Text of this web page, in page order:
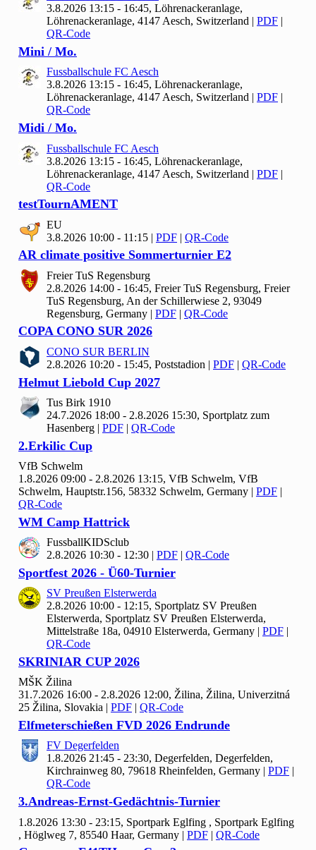
3.8.2026 13:15 - 16:45, Löhrenackeranlage,
Löhrenackeranlage, 4147 Aesch, Switzerland | PDF |
QR-Code
Mini / Mo.
Fussballschule FC Aesch
3.8.2026 13:15 - 16:45, Löhrenackeranlage,
Löhrenackeranlage, 4147 Aesch, Switzerland
PDF
QR-Code
Midi / Mo.
Fussballschule FC Aesch
3.8.2026 13:15 - 16:45, Löhrenackeranlage,
Löhrenackeranlage, 4147 Aesch, Switzerland | PDF |
QR-Code
testTournAMENT
EU
3.8.2026 10:00 - 11:15 | PDF | QR-Code
AR climate positive Sommerturnier E2
Freier TuS Regensburg
2.8.2026 14:00 - 16:45, Freier TuS Regensburg, Freier
TuS Regensburg, An der Schillerwiese 2, 93049
Regensburg, Germany | PDF | QR-Code
COPA CONO SUR 2026
CONO SUR BERLIN
2.8.2026 10:20 - 15:45, Poststadion | PDF | QR-Code
Helmut Liebold Cup 2027
Tus Birk 1910
24.7.2026 18:00 - 2.8.2026 15:30, Sportplatz zum
Hasenberg | PDF | QR-Code
2.Erkilic Cup
VfB Schwelm
1.8.2026 09:00 - 2.8.2026 13:15, VfB Schwelm, VfB
Schwelm, Hauptstr.156, 58332 Schwelm, Germany | PDF |
QR-Code
WM Camp Hattrick
FussballKIDSclub
2.8.2026 10:30 - 12:30 | PDF | QR-Code
Sportfest 2026 - Ü60-Turnier
SV Preußen Elsterwerda
2.8.2026 10:00 - 12:15, Sportplatz SV Preußen
Elsterwerda, Sportplatz SV Preußen Elsterwerda,
Mittelstraße 18a, 04910 Elsterwerda, Germany | PDF |
QR-Code
SKRINIAR CUP 2026
MŠK Žilina
31.7.2026 16:00 - 2.8.2026 12:00, Žilina, Žilina, Univerzitná
25 Žilina, Slovakia | PDF | QR-Code
Elfmeterschießen FVD 2026 Endrunde
FV Degerfelden
1.8.2026 21:45 - 23:30, Degerfelden, Degerfelden,
Kirchrainweg 80, 79618 Rheinfelden, Germany | PDF |
QR-Code
3.Andreas-Ernst-Gedächtnis-Turnier
1.8.2026 13:30 - 23:15, Sportpark Eglfing , Sportpark Eglfing
, Höglweg 7, 85540 Haar, Germany | PDF | QR-Code